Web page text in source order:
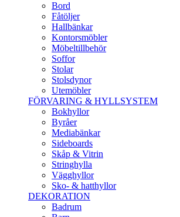
Bord
Fåtöljer
Hallbänkar
Kontorsmöbler
Möbeltillbehör
Soffor
Stolar
Stolsdynor
Utemöbler
FÖRVARING & HYLLSYSTEM
Bokhyllor
Byråer
Mediabänkar
Sideboards
Skåp & Vitrin
Stringhylla
Vägghyllor
Sko- & hatthyllor
DEKORATION
Badrum